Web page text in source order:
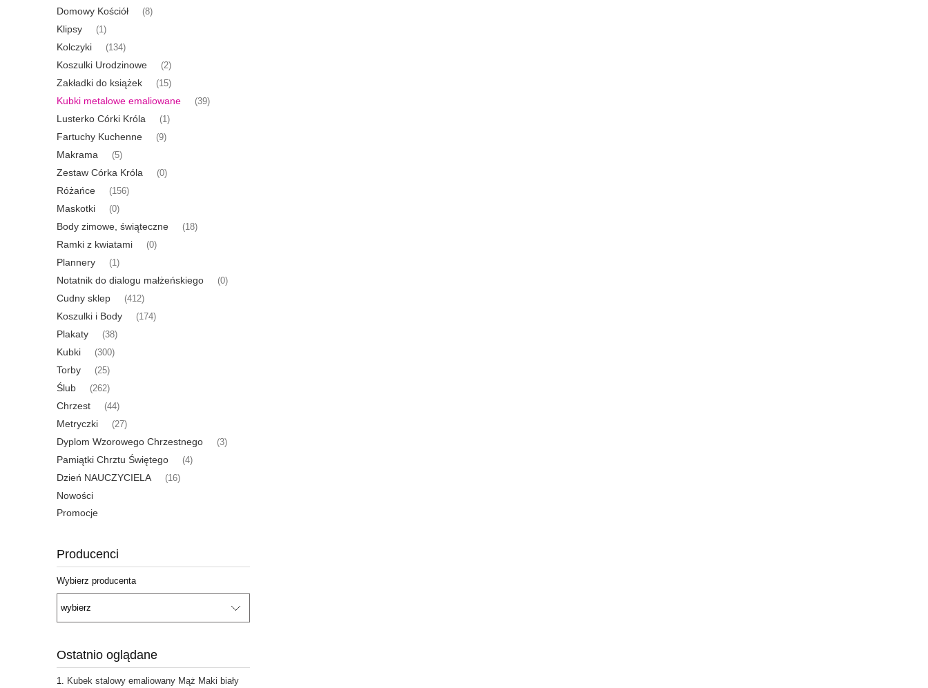
Domowy Kościół (8)
Klipsy (1)
Kolczyki (134)
Koszulki Urodzinowe (2)
Zakładki do książek (15)
Kubki metalowe emaliowane (39)
Lusterko Córki Króla (1)
Fartuchy Kuchenne (9)
Makrama (5)
Zestaw Córka Króla (0)
Różańce (156)
Maskotki (0)
Body zimowe, świąteczne (18)
Ramki z kwiatami (0)
Plannery (1)
Notatnik do dialogu małżeńskiego (0)
Cudny sklep (412)
Koszulki i Body (174)
Plakaty (38)
Kubki (300)
Torby (25)
Ślub (262)
Chrzest (44)
Metryczki (27)
Dyplom Wzorowego Chrzestnego (3)
Pamiątki Chrztu Świętego (4)
Dzień NAUCZYCIELA (16)
Nowości
Promocje
Producenci
Wybierz producenta
Ostatnio oglądane
Kubek stalowy emaliowany Mąż Maki biały